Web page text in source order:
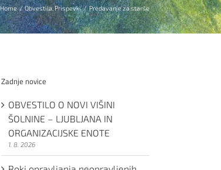
Home Obvestila Prispevki Predavanje za starše
Zadnje novice
OBVESTILO O NOVI VIŠINI
ŠOLNINE – LJUBLJANA IN
ORGANIZACIJSKE ENOTE
1. 8. 2026